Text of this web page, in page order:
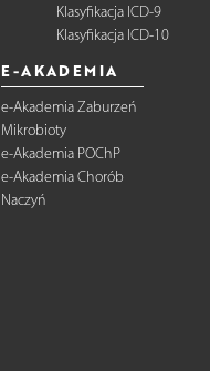
Klasyfikacja ICD-9
Klasyfikacja ICD-10
E-AKADEMIA
e-Akademia Zaburzeń
Mikrobioty
e-Akademia POChP
e-Akademia Chorób
Naczyń